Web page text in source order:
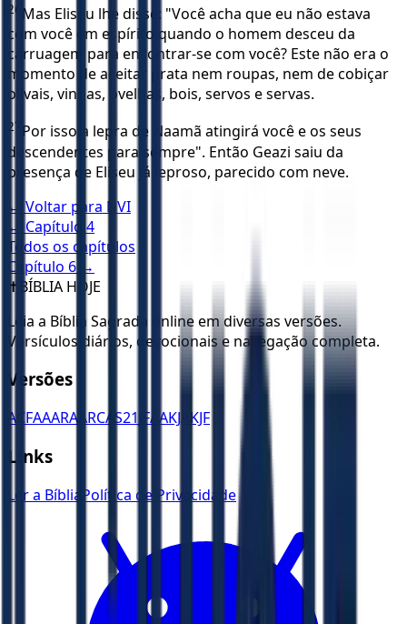
26 Mas Eliseu lhe disse: "Você acha que eu não estava
com você em espírito quando o homem desceu da
carruagem para encontrar-se com você? Este não era o
momento de aceitar prata nem roupas, nem de cobiçar
olivais, vinhas, ovelhas, bois, servos e servas.
27 Por isso a lepra de Naamã atingirá você e os seus
descendentes para sempre". Então Geazi saiu da
presença de Eliseu já leproso, parecido com neve.
← Voltar para NVI
← Capítulo 4
Todos os capítulos
Capítulo 6 →
✝️ BÍBLIA HOJE
Leia a Bíblia Sagrada online em diversas versões.
Versículos diários, devocionais e navegação completa.
Versões
ACFAAARA ARCAS21 JFAAKJA KJF
Links
Ler a Bíblia Política de Privacidade